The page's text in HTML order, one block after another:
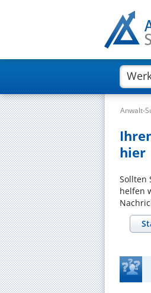
Anwalt-
hier
Sollten
helfen